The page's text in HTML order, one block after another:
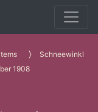
Schneewinkl
1908